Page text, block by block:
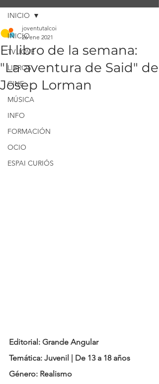
INICIO
TV JOVE
LIBROS
CINE
MÚSICA
INFO
FORMACIÓN
OCIO
ESPAI CURIÓS
INICIO
El libro de la semana:
"La aventura de Said" de
Josep Lorman
joventutalcoi
26 ene 2021
Editorial: Grande Angular
Temática: Juvenil | De 13 a 18 años
Género: Realismo